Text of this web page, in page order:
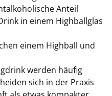
Anteil
in einem Highballglas
einem Highball und
werden häufig
sich in der Praxis